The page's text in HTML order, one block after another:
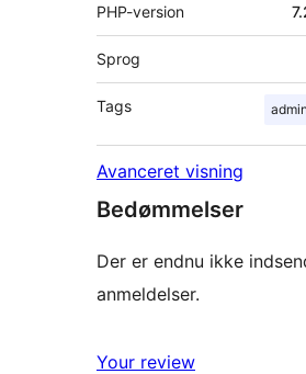
PHP-version
Sprog
Tags admin
Avanceret visning
Bedømmelser
Der er endnu ikke
anmeldelser.
Your review